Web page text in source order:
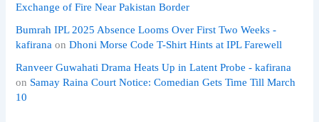
Exchange of Fire Near Pakistan Border
Bumrah IPL 2025 Absence Looms Over First Two Weeks -
kafirana onDhoni Morse Code T-Shirt Hints at IPL Farewell
Ranveer Guwahati Drama Heats Up in Latent Probe - kafirana
on Samay Raina Court Notice: Comedian Gets Time Till March
10